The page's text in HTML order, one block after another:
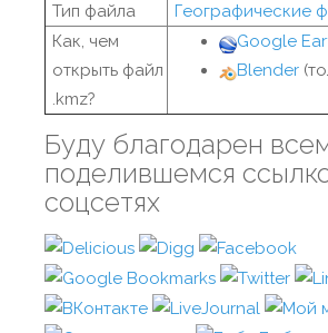
Тип файла
Географические
Как, чем
открыть файл
.kmz?
Google
Blender
Буду благодарен
поделившемся
соцсетях